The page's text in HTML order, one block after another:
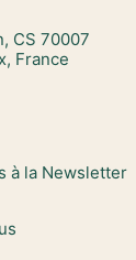
CS 70007
France
à la Newsletter